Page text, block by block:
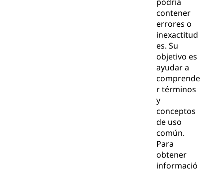
contener
errores o
inexactitud
es. Su
objetivo es
ayudar a
comprende
r términos
y
conceptos
de uso
común.
Para
obtener
informació